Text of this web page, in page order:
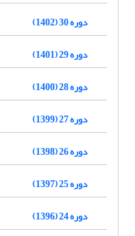
دوره 30 (1402)
دوره 29 (1401)
دوره 28 (1400)
دوره 27 (1399)
دوره 26 (1398)
دوره 25 (1397)
دوره 24 (1396)